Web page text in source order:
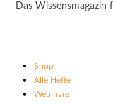
Das
Shop
Alle Hefte
Webinare